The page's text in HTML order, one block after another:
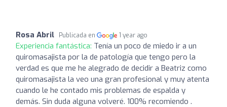
Rosa Abril Publicada en 1 year ago
Experiencia fantástica: Tenía un poco de miedo ir a un
quiromasajista por la de patología que tengo pero la
verdad es que me he alegrado de decidir a Beatriz como
quiromasajista la veo una gran profesional y muy atenta
cuando le he contado mis problemas de espalda y
demás. Sin duda alguna volveré. 100% recomiendo .